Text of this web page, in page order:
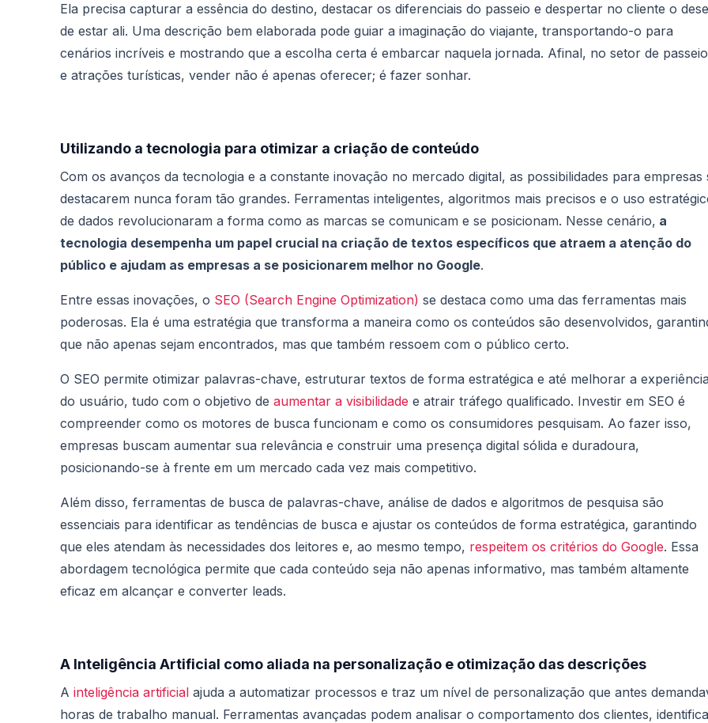
Ela precisa capturar a essência do destino, destacar os diferenciais do passeio e despertar no cliente o
de estar ali. Uma descrição bem elaborada pode guiar a imaginação do viajante, transportando-o para
cenários incríveis e mostrando que a escolha certa é embarcar naquela jornada. Afinal, no setor de
e atrações turísticas, vender não é apenas oferecer; é fazer sonhar.
Utilizando a tecnologia para otimizar a criação de conteúdo
Com os avanços da tecnologia e a constante inovação no mercado digital, as possibilidades para empresas
destacarem nunca foram tão grandes. Ferramentas inteligentes, algoritmos mais precisos e o uso
de dados revolucionaram a forma como as marcas se comunicam e se posicionam. Nesse cenário, a
tecnologia desempenha um papel crucial na criação de textos específicos que atraem a atenção do
público e ajudam as empresas a se posicionarem melhor no Google.
Entre essas inovações, o SEO (Search Engine Optimization) se destaca como uma das ferramentas mais
poderosas. Ela é uma estratégia que transforma a maneira como os conteúdos são desenvolvidos,
que não apenas sejam encontrados, mas que também ressoem com o público certo.
O SEO permite otimizar palavras-chave, estruturar textos de forma estratégica e até melhorar a
do usuário, tudo com o objetivo de aumentar a visibilidade e atrair tráfego qualificado. Investir em SEO é
compreender como os motores de busca funcionam e como os consumidores pesquisam. Ao fazer isso,
empresas buscam aumentar sua relevância e construir uma presença digital sólida e duradoura,
posicionando-se à frente em um mercado cada vez mais competitivo.
Além disso, ferramentas de busca de palavras-chave, análise de dados e algoritmos de pesquisa são
essenciais para identificar as tendências de busca e ajustar os conteúdos de forma estratégica, garantindo
que eles atendam às necessidades dos leitores e, ao mesmo tempo, respeitem os critérios do Google. Essa
abordagem tecnológica permite que cada conteúdo seja não apenas informativo, mas também altamente
eficaz em alcançar e converter leads.
A Inteligência Artificial como aliada na personalização e otimização das descrições
A inteligência artificial ajuda a automatizar processos e traz um nível de personalização que antes
horas de trabalho manual. Ferramentas avançadas podem analisar o comportamento dos clientes,